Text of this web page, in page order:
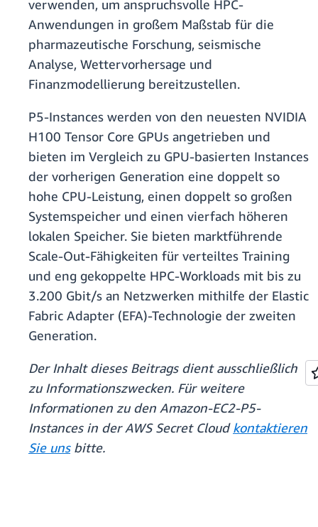
verwenden, um anspruchsvolle HPC-
Anwendungen in großem Maßstab für die
pharmazeutische Forschung, seismische
Analyse, Wettervorhersage und
Finanzmodellierung bereitzustellen.
P5-Instances werden von den neuesten NVIDIA
H100 Tensor Core GPUs angetrieben und
bieten im Vergleich zu GPU-basierten Instances
der vorherigen Generation eine doppelt so
hohe CPU-Leistung, einen doppelt so großen
Systemspeicher und einen vierfach höheren
lokalen Speicher. Sie bieten marktführende
Scale-Out-Fähigkeiten für verteiltes Training
und eng gekoppelte HPC-Workloads mit bis zu
3.200 Gbit/s an Netzwerken mithilfe der Elastic
Fabric Adapter (EFA)-Technologie der zweiten
Generation.
Der Inhalt dieses Beitrags dient ausschließlich
zu Informationszwecken. Für weitere
Informationen zu den Amazon-EC2-P5-
Instances in der AWS Secret Cloudkontaktieren
Sie unsbitte.